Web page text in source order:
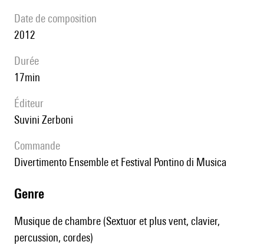
date de composition
2012
durée
17min
éditeur
Suvini Zerboni
Commande
Divertimento Ensemble et Festival Pontino di Musica
genre
Musique de chambre (Sextuor et plus vent, clavier,
percussion, cordes)